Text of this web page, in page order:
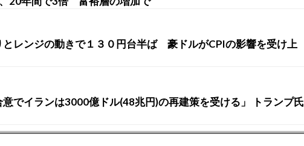
とレンジの動きで１３０円台半ば 豪ドルがCPIの影響を受け上
でイランは3000億ドル(48兆円)の再建策を受ける」 トランプ氏